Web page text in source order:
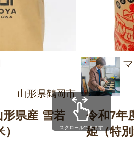
山形県鶴岡市
県産 雪若
令和7年
姫（特
スクロールできます